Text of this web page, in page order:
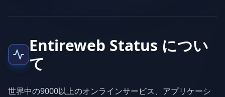
Entireweb Status につい
て
世界中の9000以上のオンラインサービス、アプリケーシ